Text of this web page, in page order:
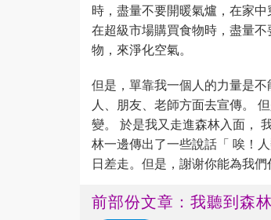
時，盡量不要開暖氣爐，在家
在超級市場購買食物時，盡量
物，來淨化空氣。
但是，單靠我一個人的力量是
人、朋友、老師方面去宣傳。
變。 於是我又走進森林入面，
林一邊傳出了一些說話「 唉！
日差走。但是，謝谢你能為我
前部份文章：我聽到森